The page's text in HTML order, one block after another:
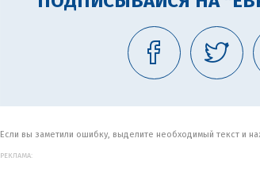
Если вы заметили ошибку, выделите необходимый текст и
РЕКЛАМА: